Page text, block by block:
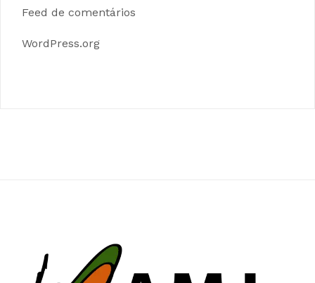
Feed de comentários
WordPress.org